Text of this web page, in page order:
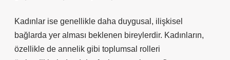
Kadınlar ise genellikle daha duygusal, ilişkisel
bağlarda yer alması beklenen bireylerdir. Kadınların,
özellikle de annelik gibi toplumsal rolleri